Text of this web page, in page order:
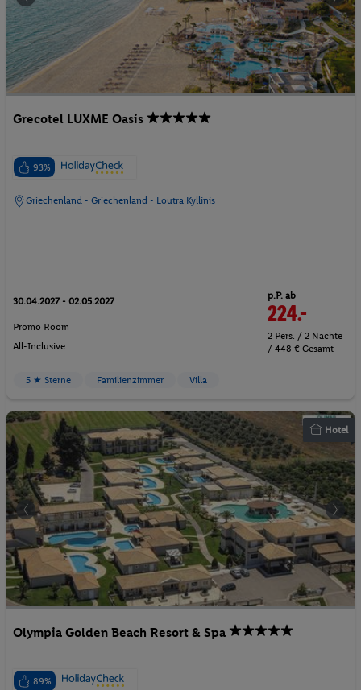
Grecotel LUXME Oasis
93%
Griechenland - Griechenland - Loutra Kyllinis
30.04.2027 - 02.05.2027
Promo Room
All-Inclusive
p.P. ab
224.-
2 Pers. / 2 Nächte
/ 448 € Gesamt
5 ★ Sterne Familienzimmer Villa
Hotel
Olympia Golden Beach Resort & Spa
89%